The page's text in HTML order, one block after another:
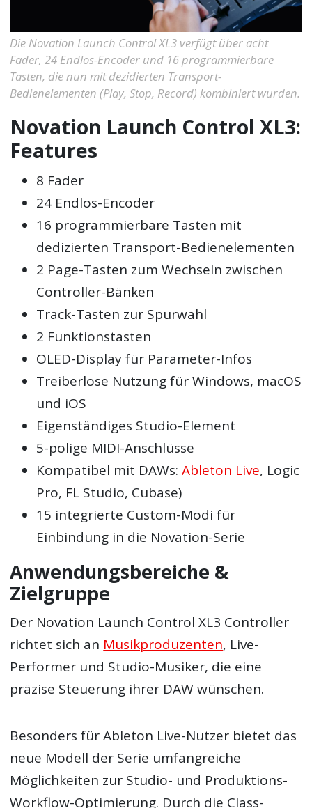
Die Novation Launch Control XL3 verfügt über acht
Fader, 24 Endlos-Encoder und 16 programmierbare
Tasten, die nun mit dezidierten Transport-
Bedienelementen (Play, Stop, Record) kombiniert wurden.
Novation Launch Control XL3:
Features
8 Fader
24 Endlos-Encoder
16 programmierbare Tasten mit
dedizierten Transport-Bedienelementen
2 Page-Tasten zum Wechseln zwischen
Controller-Bänken
Track-Tasten zur Spurwahl
2 Funktionstasten
OLED-Display für Parameter-Infos
Treiberlose Nutzung für Windows, macOS
und iOS
Eigenständiges Studio-Element
5-polige MIDI-Anschlüsse
Kompatibel mit DAWs:Ableton Live, Logic
Pro, FL Studio, Cubase)
15 integrierte Custom-Modi für
Einbindung in die Novation-Serie
Anwendungsbereiche &
Zielgruppe
Der Novation Launch Control XL3 Controller
richtet sich an Musikproduzenten, Live-
Performer und Studio-Musiker, die eine
präzise Steuerung ihrer DAW wünschen.
Besonders für Ableton Live-Nutzer bietet das
neue Modell der Serie umfangreiche
Möglichkeiten zur Studio- und Produktions-
Workflow-Optimierung. Durch die Class-